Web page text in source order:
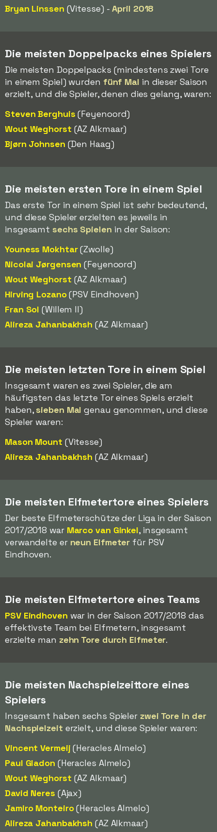
Bryan Linssen (Vitesse) -April 2018
Die meisten Doppelpacks eines Spielers
Die meisten Doppelpacks (mindestens zwei Tore
in einem Spiel) wurden fünf Mal in dieser Saison
erzielt, und die Spieler, denen dies gelang, waren:
Steven Berghuis (Feyenoord)
Wout Weghorst (AZ Alkmaar)
Bjørn Johnsen (Den Haag)
Die meisten ersten Tore in einem Spiel
Das erste Tor in einem Spiel ist sehr bedeutend,
und diese Spieler erzielten es jeweils in
insgesamt sechs Spielen in der Saison:
Youness Mokhtar(Zwolle)
Nicolai Jørgensen (Feyenoord)
Wout Weghorst (AZ Alkmaar)
Hirving Lozano(PSV Eindhoven)
Fran Sol (Willem II)
Alireza Jahanbakhsh (AZ Alkmaar)
Die meisten letzten Tore in einem Spiel
Insgesamt waren es zwei Spieler, die am
häufigsten das letzte Tor eines Spiels erzielt
haben,sieben Mal genau genommen, und diese
Spieler waren:
Mason Mount (Vitesse)
Alireza Jahanbakhsh (AZ Alkmaar)
Die meisten Elfmetertore eines Spielers
Der beste Elfmeterschütze der Liga in der Saison
2017/2018 war Marco van Ginkel, insgesamt
verwandelte er neun Elfmeter für PSV
Eindhoven.
Die meisten Elfmetertore eines Teams
PSV Eindhoven war in der Saison 2017/2018 das
effektivste Team bei Elfmetern, insgesamt
erzielte man zehn Tore durch Elfmeter.
Die meisten Nachspielzeittore eines
Spielers
Insgesamt haben sechs Spieler zwei Tore in der
Nachspielzeit erzielt, und diese Spieler waren:
Vincent Vermeij (Heracles Almelo)
Paul Gladon (Heracles Almelo)
Wout Weghorst (AZ Alkmaar)
David Neres (Ajax)
Jamiro Monteiro(Heracles Almelo)
Alireza Jahanbakhsh (AZ Alkmaar)